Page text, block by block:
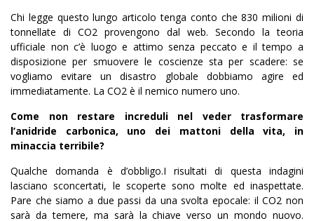
Chi legge questo lungo articolo tenga conto che 830 milioni di
tonnellate di CO2 provengono dal web. Secondo la teoria
ufficiale non c’è luogo e attimo senza peccato e il tempo a
disposizione per smuovere le coscienze sta per scadere: se
vogliamo evitare un disastro globale dobbiamo agire ed
immediatamente. La CO2 è il nemico numero uno.
Come non restare increduli nel veder trasformare
l’anidride carbonica, uno dei mattoni della vita, in
minaccia terribile?
Qualche domanda è d’obbligo.I risultati di questa indagini
lasciano sconcertati, le scoperte sono molte ed inaspettate.
Pare che siamo a due passi da una svolta epocale: il CO2 non
sarà da temere, ma sarà la chiave verso un mondo nuovo.